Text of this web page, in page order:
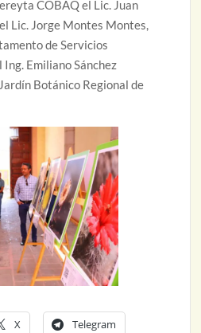
COBAQ el Lic. Juan
Lic. Jorge Montes Montes,
de Servicios
Ing. Emiliano Sánchez
Botánico Regional de
X Telegram